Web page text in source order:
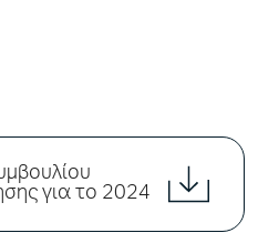
για το 2024